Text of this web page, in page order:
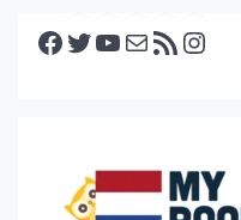
Facebook Twitter YouTube E-mail RSS feed